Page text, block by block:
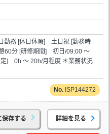
務 [休日休暇] 土日祝 [勤務時
60分 [研修期間] 初日/09:00 ～
] 0h ～ 20h/月程度 ＊業務状況
ISP144272
保存する 詳細を見る